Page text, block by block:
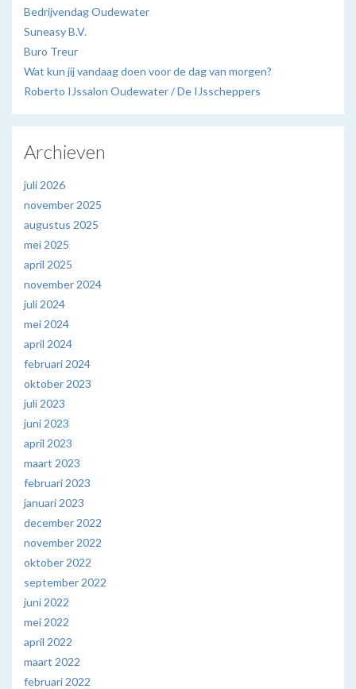
Bedrijvendag Oudewater
Suneasy B.V.
Buro Treur
Wat kun jij vandaag doen voor de dag van morgen?
Roberto IJssalon Oudewater / De IJsscheppers
Archieven
juli 2026
november 2025
augustus 2025
mei 2025
april 2025
november 2024
juli 2024
mei 2024
april 2024
februari 2024
oktober 2023
juli 2023
juni 2023
april 2023
maart 2023
februari 2023
januari 2023
december 2022
november 2022
oktober 2022
september 2022
juni 2022
mei 2022
april 2022
maart 2022
februari 2022